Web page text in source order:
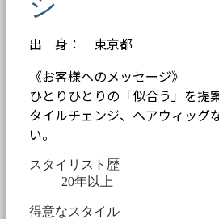
出 身： 東京都
《お客様へのメッセージ》
ひとりひとりの「似合う」を提
タイルチェンジ、ヘアウィッグ
い。
スタイリスト歴
20年以上
得意なスタイル